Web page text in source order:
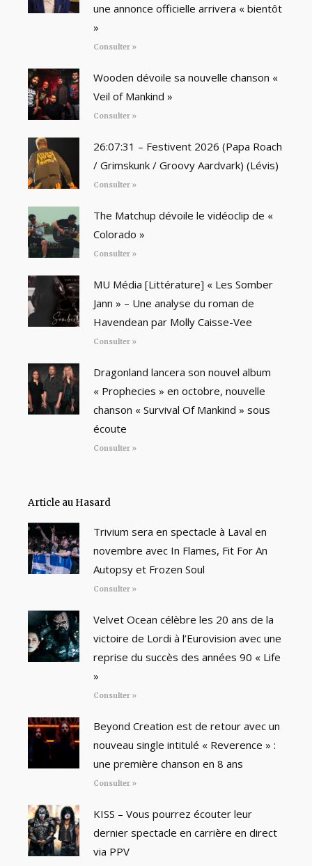
une annonce officielle arrivera « bientôt
»
Consulter »
Wooden dévoile sa nouvelle chanson «
Veil of Mankind »
Consulter »
26:07:31 – Festivent 2026 (Papa Roach
/ Grimskunk / Groovy Aardvark) (Lévis)
Consulter »
The Matchup dévoile le vidéoclip de «
Colorado »
Consulter »
MU Média [Littérature] « Les Somber
Jann » – Une analyse du roman de
Havendean par Molly Caisse-Vee
Consulter »
Dragonland lancera son nouvel album
« Prophecies » en octobre, nouvelle
chanson « Survival Of Mankind » sous
écoute
Consulter »
Article au Hasard
Trivium sera en spectacle à Laval en
novembre avec In Flames, Fit For An
Autopsy et Frozen Soul
Consulter »
Velvet Ocean célèbre les 20 ans de la
victoire de Lordi à l’Eurovision avec une
reprise du succès des années 90 « Life
»
Consulter »
Beyond Creation est de retour avec un
nouveau single intitulé « Reverence » :
une première chanson en 8 ans
Consulter »
KISS – Vous pourrez écouter leur
dernier spectacle en carrière en direct
via PPV